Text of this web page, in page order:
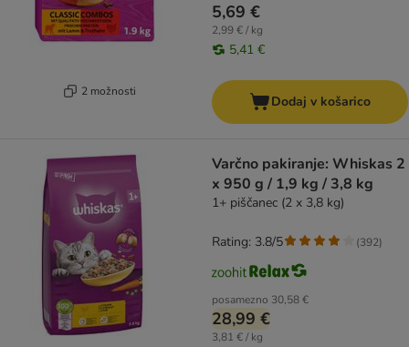
2 možnosti
5,69 €
2,99 € / kg
5,41 €
Dodaj v košarico
Varčno pakiranje: Whiskas 2
x 950 g / 1,9 kg / 3,8 kg
1+ piščanec (2 x 3,8 kg)
posamezno 30,58 €
28,99 €
3,81 € / kg
Rating: 3.8/5 (392)